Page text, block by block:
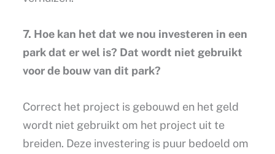
7. Hoe kan het dat we nou investeren in een
park dat er wel is? Dat wordt niet gebruikt
voor de bouw van dit park?
Correct het project is gebouwd en het geld
wordt niet gebruikt om het project uit te
breiden. Deze investering is puur bedoeld om